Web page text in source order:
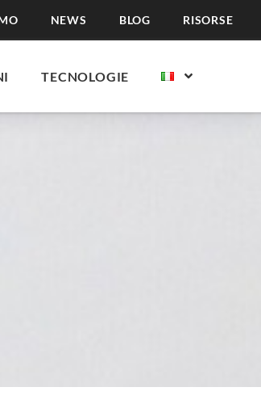
NEWS BLOG RISORSE
TECNOLOGIE